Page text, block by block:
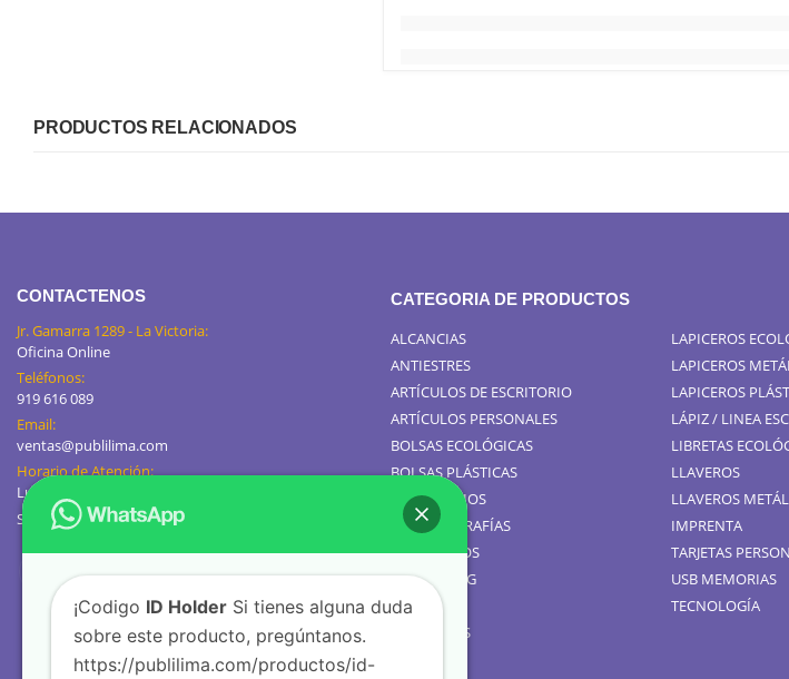
PRODUCTOS RELACIONADOS
CONTACTENOS
Jr. Gamarra 1289 - La Victoria:
Oficina Online
Teléfonos:
919 616 089
Email:
ventas@publilima.com
Horario de Atención:
Lunes a Viernes / 9:00 AM - 8:00 PM
Sábados de 8am a 1pm
CATEGORIA DE PRODUCTOS
ALCANCIAS
ANTIESTRES
ARTÍCULOS DE ESCRITORIO
ARTÍCULOS PERSONALES
BOLSAS ECOLÓGICAS
BOLSAS PLÁSTICAS
CALENDARIOS
GIGANTOGRAFÍAS
TOMATODOS
JARROS MUG
TEXTIL
GOLOSINAS
LAPICEROS
LAPICEROS
LAPICEROS
LÁPIZ / LINEA
LIBRETAS
LLAVEROS
LLAVEROS
IMPRENTA
TARJETAS
USB MEMORIAS
TECNOLOGÍA
¡Codigo ID Holder Si tienes alguna duda
sobre este producto, pregúntanos.
https://publilima.com/productos/id-